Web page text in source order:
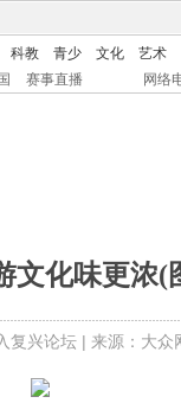
科教 青少 文化
艺术
赛事直播 网络
文化味更浓(
复兴论坛 | 来源：大